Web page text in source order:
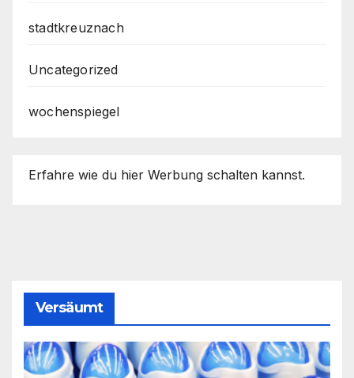
stadtkreuznach
Uncategorized
wochenspiegel
Erfahre wie du hier Werbung schalten kannst.
Versäumt